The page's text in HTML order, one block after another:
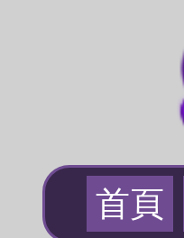
首頁